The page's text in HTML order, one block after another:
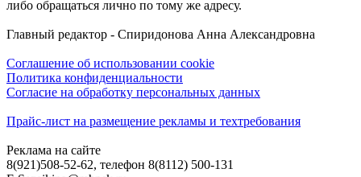
либо обращаться лично по тому же адресу.
Главный редактор - Спиридонова Анна Александровна
Соглашение об использовании cookie
Политика конфиденциальности
Согласие на обработку персональных данных
Прайс-лист на размещение рекламы и техтребования
Реклама на сайте
8(921)508-52-62, телефон 8(8112) 500-131